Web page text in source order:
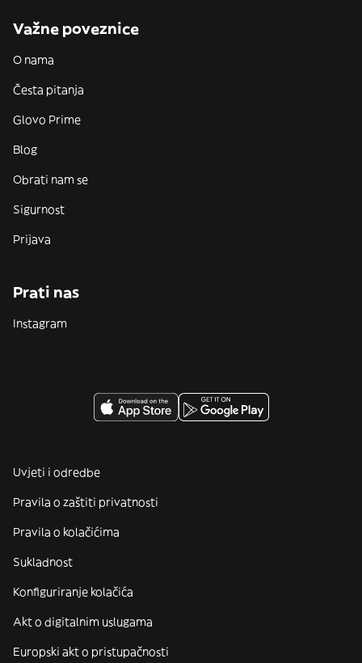
Važne poveznice
O nama
Česta pitanja
Glovo Prime
Blog
Obrati nam se
Sigurnost
Prijava
Prati nas
Instagram
Uvjeti i odredbe
Pravila o zaštiti privatnosti
Pravila o kolačićima
Sukladnost
Konfiguriranje kolačića
Akt o digitalnim uslugama
Europski akt o pristupačnosti